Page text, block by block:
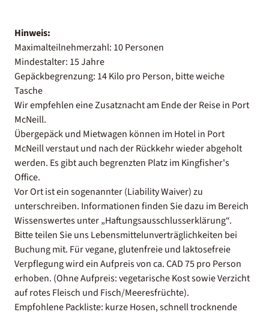
Hinweis:
Maximalteilnehmerzahl: 10 Personen
Mindestalter: 15 Jahre
Gepäckbegrenzung: 14 Kilo pro Person, bitte weiche
Tasche
Wir empfehlen eine Zusatznacht am Ende der Reise in Port
McNeill.
Übergepäck und Mietwagen können im Hotel in Port
McNeill verstaut und nach der Rückkehr wieder abgeholt
werden. Es gibt auch begrenzten Platz im Kingfisher's
Office.
Vor Ort ist ein sogenannter (Liability Waiver) zu
unterschreiben. Informationen finden Sie dazu im Bereich
Wissenswertes unter „Haftungsausschlusserklärung“.
Bitte teilen Sie uns Lebensmittelunverträglichkeiten bei
Buchung mit. Für vegane, glutenfreie und laktosefreie
Verpflegung wird ein Aufpreis von ca. CAD 75 pro Person
erhoben. (Ohne Aufpreis: vegetarische Kost sowie Verzicht
auf rotes Fleisch und Fisch/Meeresfrüchte).
Empfohlene Packliste: kurze Hosen, schnell trocknende